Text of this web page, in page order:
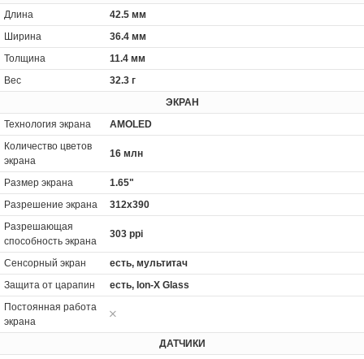
Длина
42.5 мм
Ширина
36.4 мм
Толщина
11.4 мм
Вес
32.3 г
ЭКРАН
Технология экрана
AMOLED
Количество цветов
экрана
16 млн
Размер экрана
1.65"
Разрешение экрана
312x390
Разрешающая
способность экрана
303 ppi
Сенсорный экран
есть, мультитач
Защита от царапин
есть, Ion-X Glass
Постоянная работа
экрана
ДАТЧИКИ